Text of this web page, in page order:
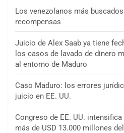
Los venezolanos más
recompensas
Juicio de Alex Saab ya tiene
los casos de lavado de dinero
al entorno de Maduro
Caso Maduro: los errores
juicio en EE. UU.
Congreso de EE. UU.
más de USD 13.000 millones